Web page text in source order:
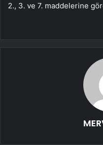
2., 3. ve 7. maddelerine